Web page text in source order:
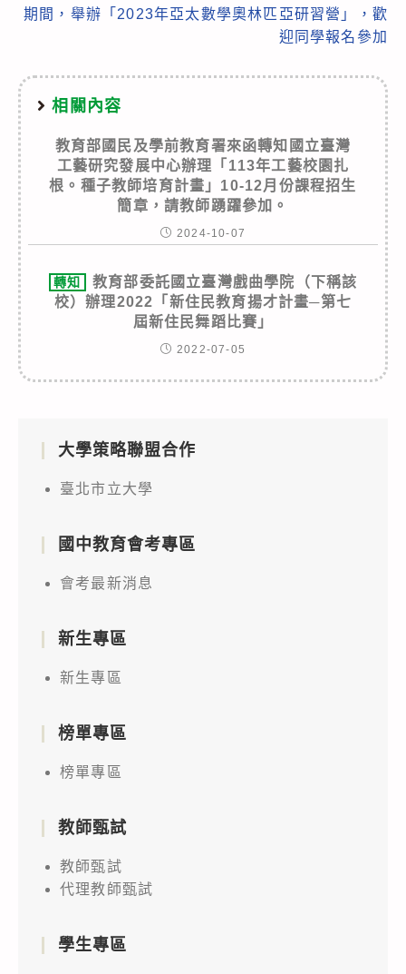
期間，舉辦「2023年亞太數學奧林匹亞研習營」，歡
迎同學報名參加
相關內容
教育部國民及學前教育署來函轉知國立臺灣
工藝研究發展中心辦理「113年工藝校園扎
根。種子教師培育計畫」10-12月份課程招生
簡章，請教師踴躍參加。
2024-10-07
轉知
教育部委託國立臺灣戲曲學院（下稱該
校）辦理2022「新住民教育揚才計畫─第七
屆新住民舞蹈比賽」
2022-07-05
大學策略聯盟合作
臺北市立大學
國中教育會考專區
會考最新消息
新生專區
新生專區
榜單專區
榜單專區
教師甄試
教師甄試
代理教師甄試
學生專區